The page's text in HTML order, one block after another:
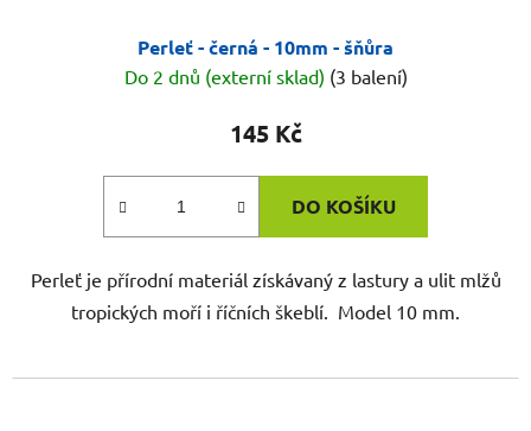
Perleť - černá - 10mm - šňůra
Do 2 dnů (externí sklad) (3 balení)
145 Kč
DO KOŠÍKU
Perleť je přírodní materiál získávaný z lastury a ulit mlžů
tropických moří i říčních škeblí. Model 10 mm.